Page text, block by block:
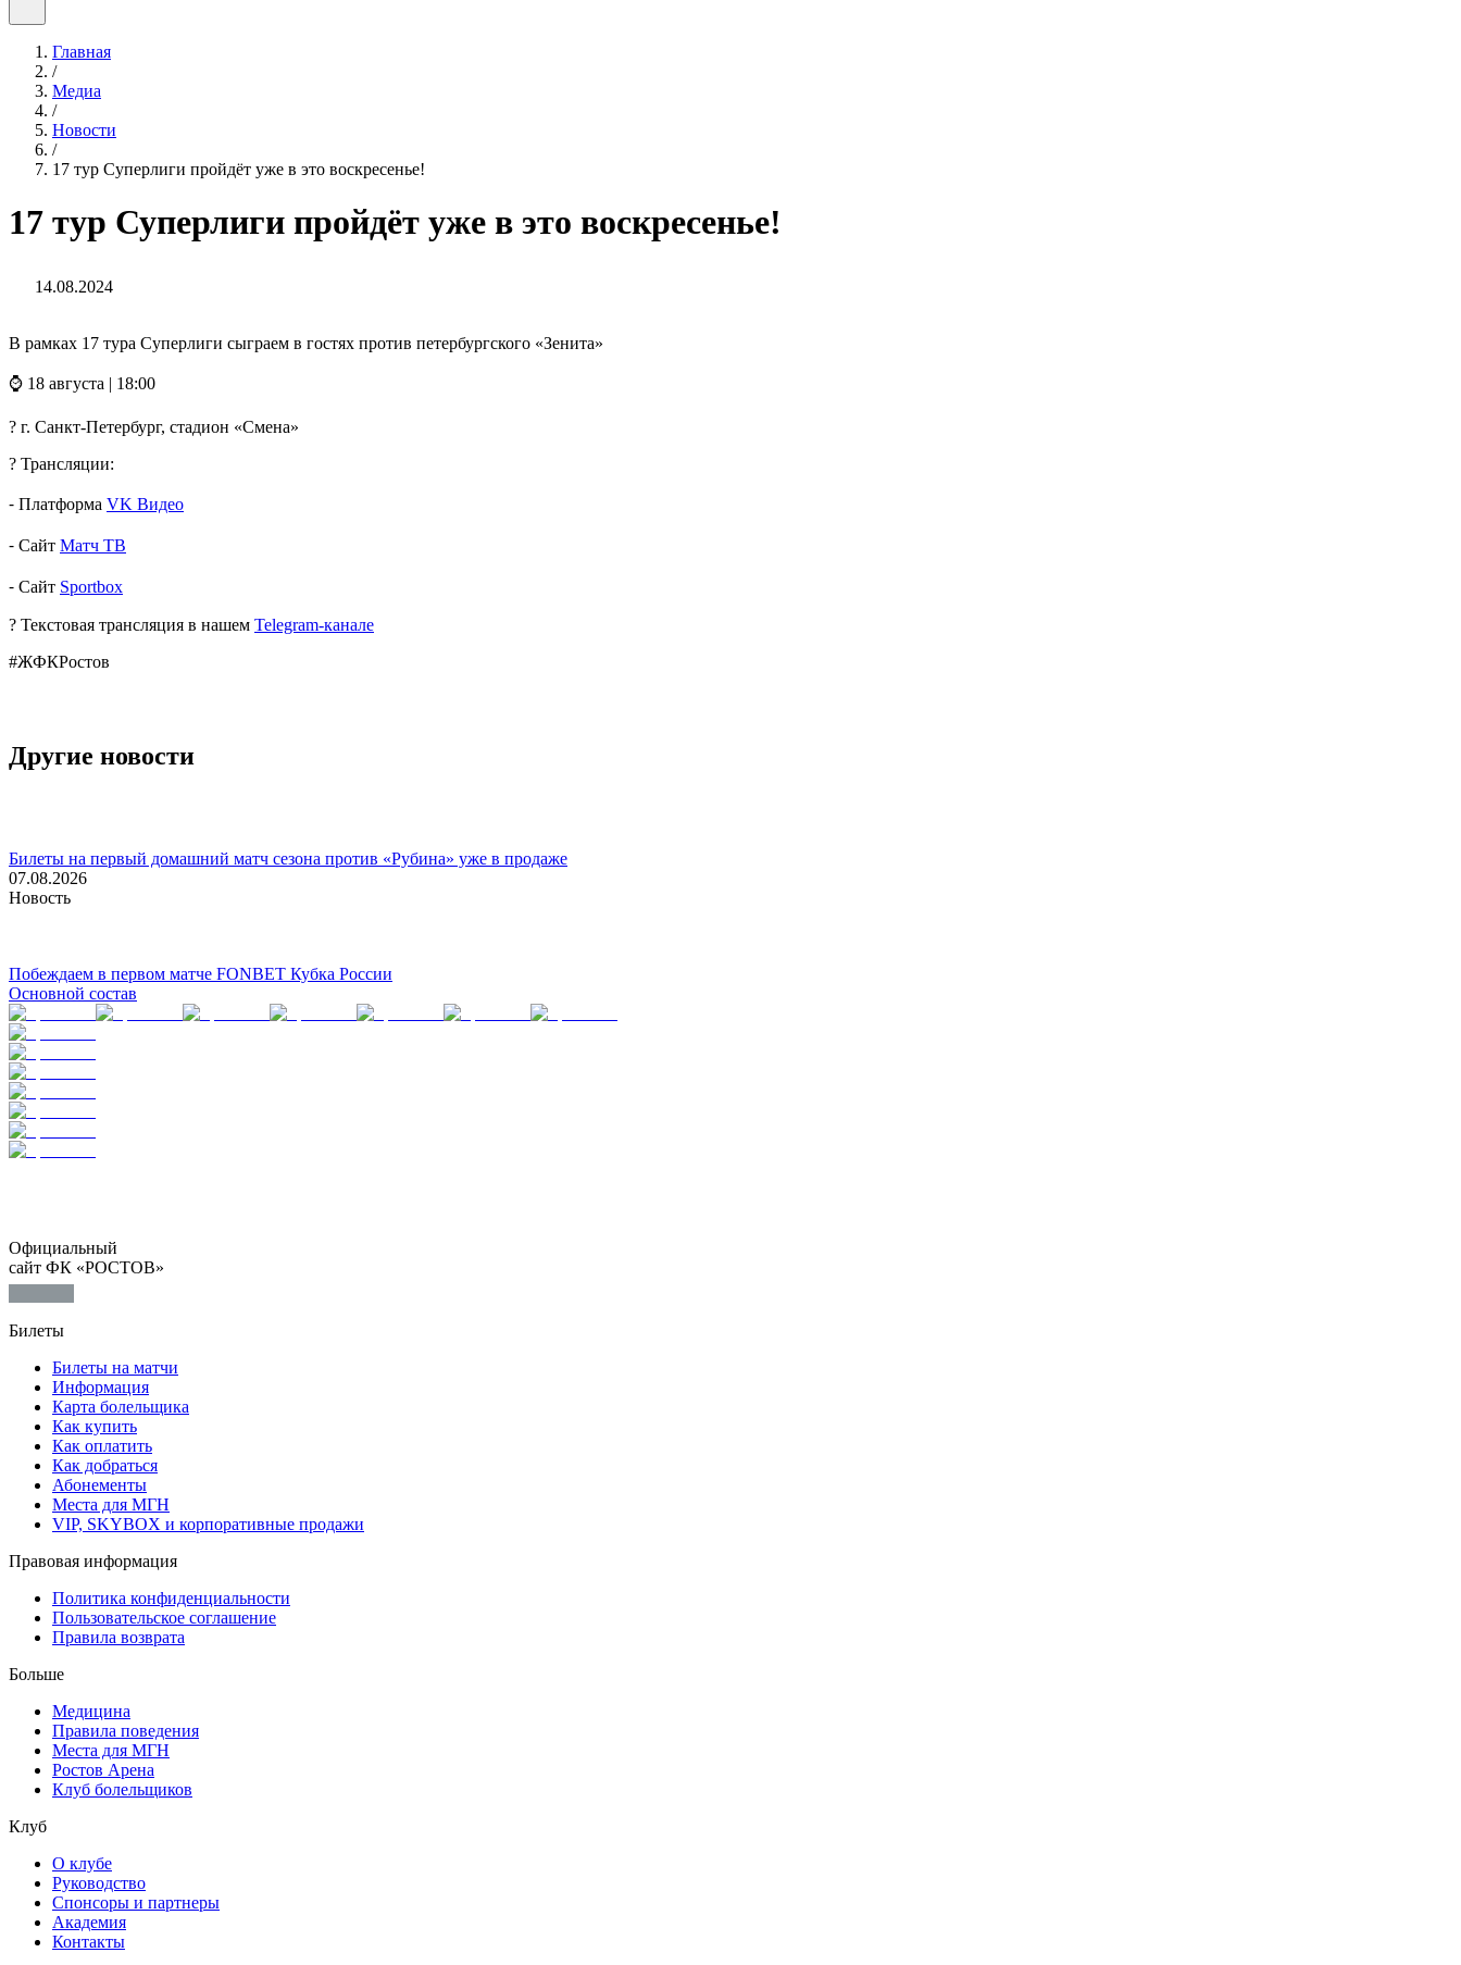
Главная
/
Медиа
/
Новости
/
17 тур Суперлиги пройдёт уже в это воскресенье!
17 тур Суперлиги пройдёт уже в это воскресенье!
14.08.2024
В рамках 17 тура Суперлиги сыграем в гостях против петербургского «Зенита»
⌚️ 18 августа | 18:00
? г. Санкт-Петербург, стадион «Смена»
? Трансляции:
⁃ Платформа VK Видео
⁃ Сайт Матч ТВ
⁃ Сайт Sportbox
? Текстовая трансляция в нашем Telegram-канале
#ЖФКРостов
Другие новости
Билеты на первый домашний матч сезона против «Рубина» уже в продаже
07.08.2026
Новость
Побеждаем в первом матче FONBET Кубка России
Основной состав
Официальный
сайт ФК «РОСТОВ»
Билеты
Билеты на матчи
Информация
Карта болельщика
Как купить
Как оплатить
Как добраться
Абонементы
Места для МГН
VIP, SKYBOX и корпоративные продажи
Правовая информация
Политика конфиденциальности
Пользовательское соглашение
Правила возврата
Больше
Медицина
Правила поведения
Места для МГН
Ростов Арена
Клуб болельщиков
Клуб
О клубе
Руководство
Спонсоры и партнеры
Академия
Контакты